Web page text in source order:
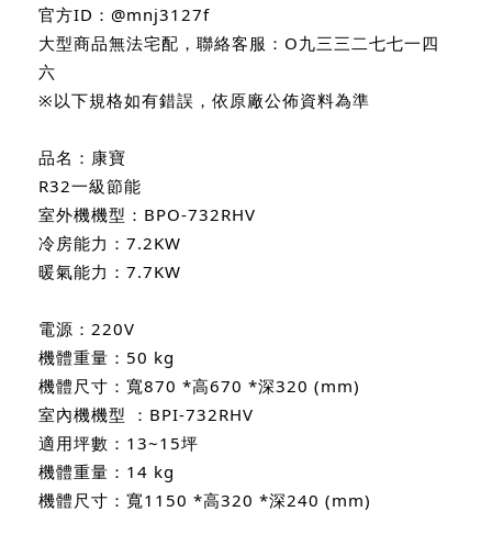
官方ID：@mnj3127f
大型商品無法宅配，聯絡客服：O九三三二七七一四
六
※以下規格如有錯誤，依原廠公佈資料為準
品名：康寶
R32一級節能
室外機機型：BPO-732RHV
冷房能力：7.2KW
暖氣能力：7.7KW
電源：220V
機體重量：50 kg
機體尺寸：寬870 *高670 *深320 (mm)
室內機機型 ：BPI-732RHV
適用坪數：13~15坪
機體重量：14 kg
機體尺寸：寬1150 *高320 *深240 (mm)